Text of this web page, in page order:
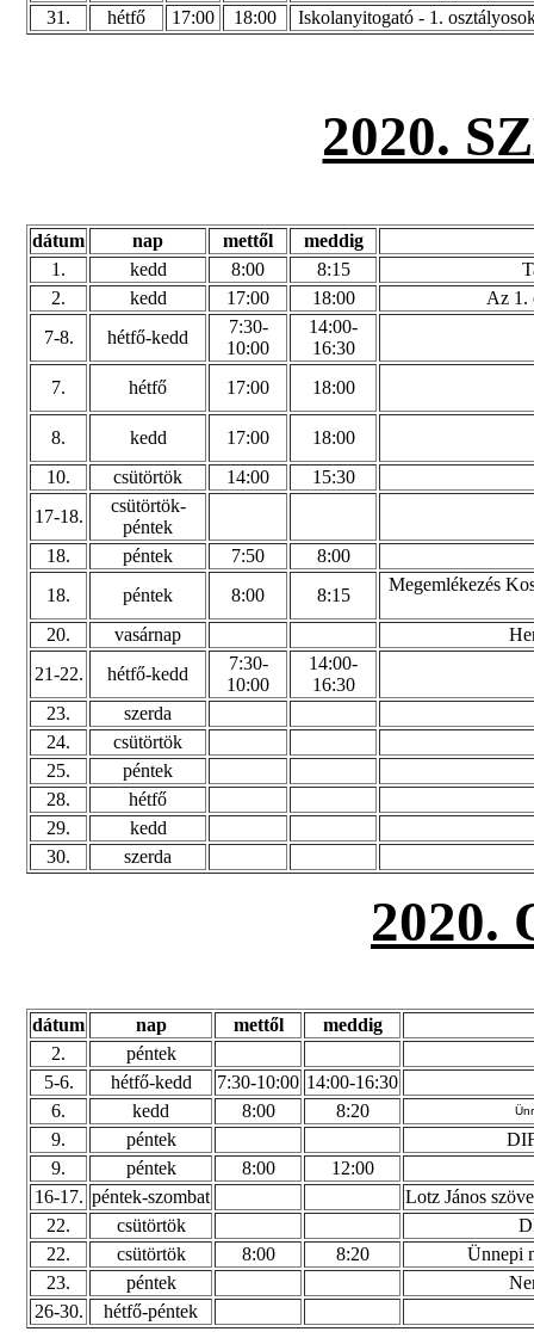
31.
hétfő 17:00 18:00 Iskolanyitogató - 1.
2020.
dátum nap mettől
meddig
1.
kedd 8:00 8:15
2.
kedd 17:00 18:00
Az 1.
7-8.
hétfő-kedd
7:30-
10:00
14:00-
16:30
7.
hétfő 17:00 18:00
8. kedd 17:00
18:00
10.
csütörtök 14:00
15:30
17-18.
csütörtök-
péntek
18.
péntek 7:50
8:00
18.
péntek 8:00 8:15
Megemlékezés
20. vasárnap
21-22.
hétfő-kedd
7:30-
10:00
14:00-
16:30
23.
szerda
24.
csütörtök
25.
péntek
28.
hétfő
29.
kedd
30.
szerda
2020.
dátum nap mettől
meddig
2.
péntek
5-6.
hétfő-kedd 7:30-10:00 14:00-16:30
6.
kedd 8:00 8:20
9. péntek
9.
péntek 8:00
12:00
16-17. péntek-szombat
Lotz János
22.
csütörtök
22.
csütörtök 8:00 8:20
Ünnepi
23.
péntek
26-30.
hétfő-péntek